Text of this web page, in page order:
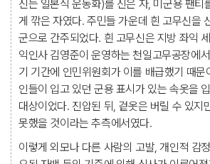
신는 일본식 운동화)를 신은 자, 미군용 팬티
게 깎은 자였다. 주민들 가운데 흰 고무신을
군으로 간주되었다. 흰 고무신은 지방 좌익
익인사 김영준이 운영하는 천일고무공장에
기 기간에 인민위원회가 이를 배급했기 때문
인들이 입고 있던 군용 표시가 있는 속옷을
대상이었다. 진압된 뒤, 겉옷은 버릴 수 있지
못했을 것이라는 추측에서였다.
이렇게 외모나 다른 사람의 고발, 개인적 감